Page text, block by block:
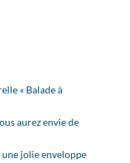
« Balade à
aurez envie de
jolie enveloppe